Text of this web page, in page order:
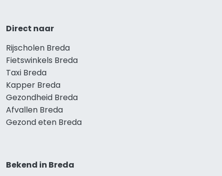
Direct naar
Rijscholen Breda
Fietswinkels Breda
Taxi Breda
Kapper Breda
Gezondheid Breda
Afvallen Breda
Gezond eten Breda
Bekend in Breda